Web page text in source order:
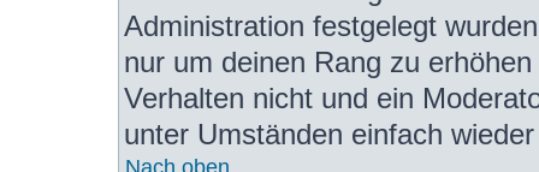
Administration festgelegt
nur um deinen Rang zu
Verhalten nicht und ein
unter Umständen einfach
Nach oben